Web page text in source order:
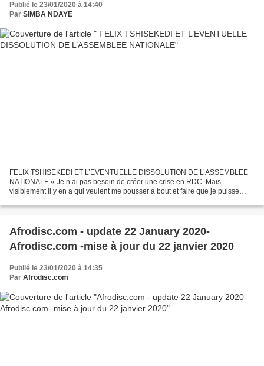
Publié le 23/01/2020 à 14:40
Par SIMBA NDAYE
FELIX TSHISEKEDI ET L’EVENTUELLE DISSOLUTION DE L’ASSEMBLEE
NATIONALE « Je n’ai pas besoin de créer une crise en RDC. Mais
visiblement il y en a qui veulent me pousser à bout et faire que je puisse
Afrodisc.com - update 22 January 2020-
Afrodisc.com -mise à jour du 22 janvier 2020
Publié le 23/01/2020 à 14:35
Par Afrodisc.com